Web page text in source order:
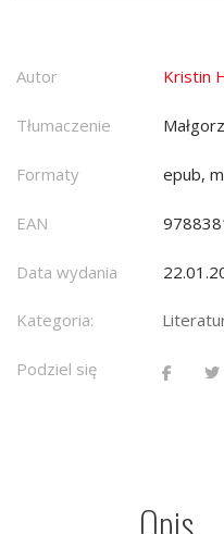
Autor Kristin
Tłumaczenie
Formaty epub,
EAN
Data wydania
Kategoria:
Podziel się